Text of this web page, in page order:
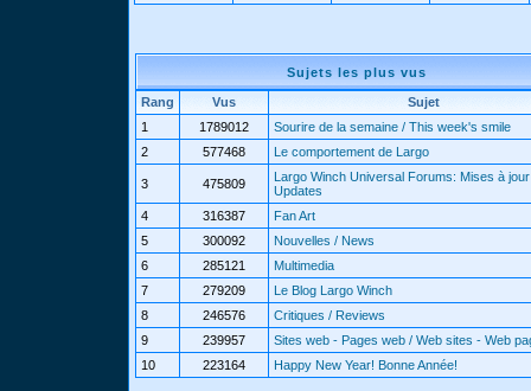
Sujets les plus vus
Rang Vus
Sujet
1
1789012
Sourire de la semaine / This week's smile
2
577468 Le comportement de Largo
3 475809
Largo Winch Universal Forums: Mises à
Updates
4
316387
Fan Art
5
300092
Nouvelles / News
6
285121
Multimedia
7
279209
Le Blog Largo Winch
8
246576
Critiques / Reviews
9
239957
Sites web - Pages web / Web sites - Web
10
223164 Happy New Year! Bonne Année!